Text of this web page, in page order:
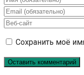
свое
имя
имя
пользователя,
чтобы
Введите
свой
адрес,
чтобы
прокомментировать
Введите
вашего
веб-
сайта
Сохранить моё